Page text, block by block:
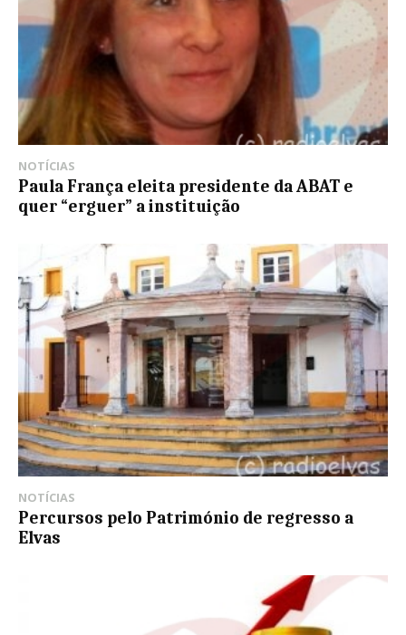
NOTÍCIAS
Paula França eleita presidente da ABAT e
quer “erguer” a instituição
NOTÍCIAS
Percursos pelo Património de regresso a
Elvas